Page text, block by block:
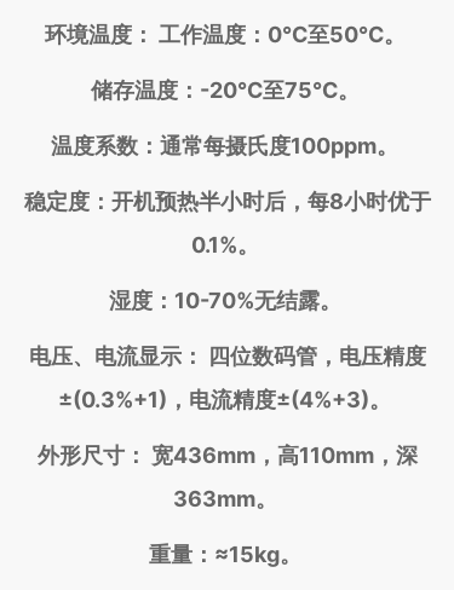
环境温度： 工作温度：0℃至50℃。
储存温度：-20℃至75℃。
温度系数：通常每摄氏度100ppm。
稳定度：开机预热半小时后，每8小时优于
0.1%。
湿度：10-70%无结露。
电压、电流显示： 四位数码管，电压精度
±(0.3%+1)，电流精度±(4%+3)。
外形尺寸： 宽436mm，高110mm，深
363mm。
重量：≈15kg。